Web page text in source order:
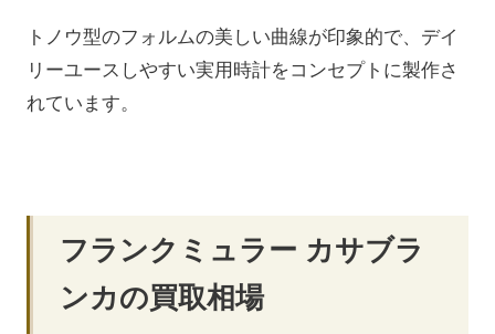
トノウ型のフォルムの美しい曲線が印象的で、デイ
リーユースしやすい実用時計をコンセプトに製作さ
れています。
フランクミュラー カサブラ
ンカの買取相場